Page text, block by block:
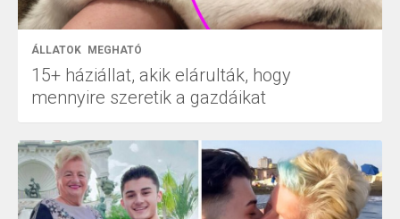
ÁLLATOK MEGHATÓ
15+ háziállat, akik elárulták, hogy
mennyire szeretik a gazdáikat